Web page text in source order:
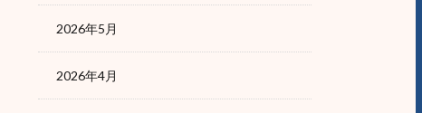
2026年5月
2026年4月